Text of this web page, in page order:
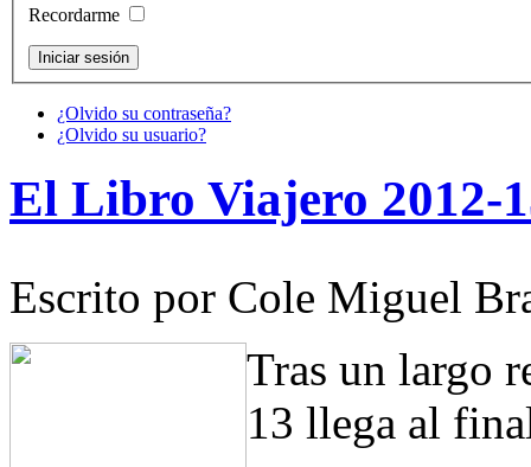
Recordarme
¿Olvido su contraseña?
¿Olvido su usuario?
El Libro Viajero 2012-
Escrito por Cole Miguel
Tras un largo
13 llega al